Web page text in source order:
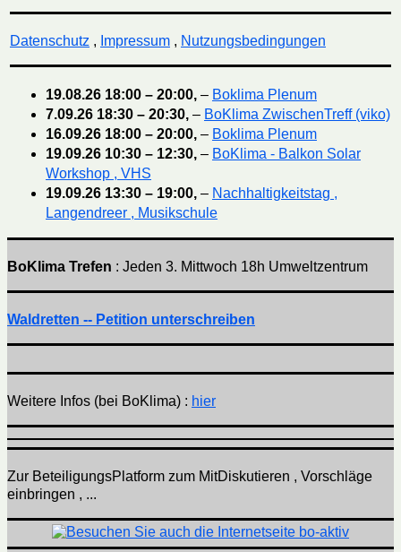
Datenschutz , Impressum, Nutzungsbedingungen
19.08.26 18:00 – 20:00, – Boklima Plenum
7.09.26 18:30 – 20:30, – BoKlima ZwischenTreff (viko)
16.09.26 18:00 – 20:00, – Boklima Plenum
19.09.26 10:30 – 12:30, – BoKlima - Balkon Solar
Workshop , VHS
19.09.26 13:30 – 19:00, – Nachhaltigkeitstag ,
Langendreer , Musikschule
BoKlima Trefen : Jeden 3. Mittwoch 18h Umweltzentrum
Waldretten -- Petition unterschreiben
Weitere Infos (bei BoKlima) : hier
Zur BeteiligungsPlatform zum MitDiskutieren , Vorschläge
einbringen , ...